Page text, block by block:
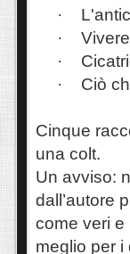
·
·
·
·
Ciò
Cinque
una colt.
Un avviso:
dall’autore
come veri e
meglio per i